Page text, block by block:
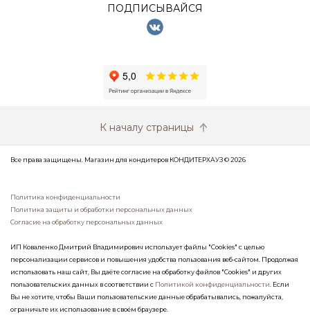
ПОДПИСЫВАЙСЯ
К началу страницы
Все права защищены. Магазин для кондитеров КОНДИТЕРХАУЗ © 2026
Политика конфиденциальности
Политика защиты и обработки персональных данных
Согласие на обработку персональных данных
ИП Коваленко Дмитрий Владимирович использует файлы "Cookies" с целью
персонализации сервисов и повышения удобства пользования веб-сайтом. Продолжая
использовать наш сайт, Вы даёте согласие на обработку файлов "Cookies" и других
пользовательских данных в соответствии с Политикой конфиденциальности . Если
Вы не хотите, чтобы Ваши пользовательские данные обрабатывались, пожалуйста,
ограничьте их использование в своём браузере.